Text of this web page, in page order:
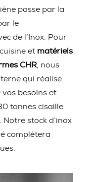
passe par la
le
de l’Inox. Pour
et matériels
CHR , nous
qui réalise
vos besoins et
tonnes cisaille
. Notre stock d’inox
complétera